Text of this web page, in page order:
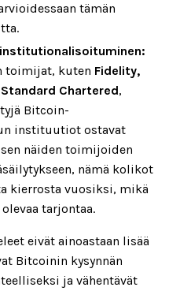
tämän
toimijat, kuten Fidelity,
Standard Chartered,
Bitcoin-
instituutiot ostavat
näiden toimijoiden
nämä kolikot
kierrosta vuosiksi, mikä
tarjontaa.
eivät ainoastaan lisää
Bitcoinin kysynnän
ja vähentävät